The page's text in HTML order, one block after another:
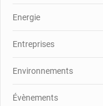
Energie
Entreprises
Environnements
Évènements